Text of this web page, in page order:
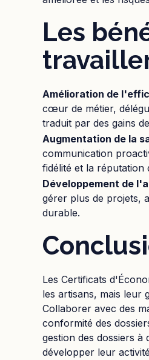
Les
Amélioration de
cœur de métier,
traduit par des gains
Augmentation de la
communication
fidélité et la réputation
Développement de
gérer plus de projets,
durable.
Les Certificats
les artisans, mais leur
Collaborer avec des
conformité des
gestion des dossiers
développer leur